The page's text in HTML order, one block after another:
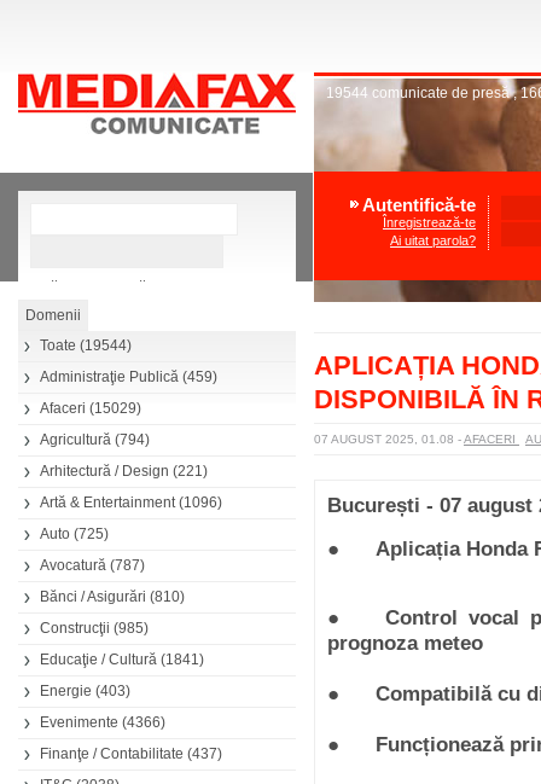
Căutare avansată
Toate (19544)
Administraţie Publică (459)
Afaceri (15029)
Agricultură (794)
Arhitectură / Design (221)
Artă & Entertainment(1096)
Auto (725)
Avocatură (787)
Bănci / Asigurări (810)
Construcţii (985)
Educaţie / Cultură (1841)
Energie (403)
Evenimente (4366)
Finanţe / Contabilitate (437)
19544 comunicate de presă,
Autentifică-te
Înregistrează-te
Ai uitat parola?
APLICAȚIA
DISPONIBILĂ ÎN
07 AUGUST 2025, 01.08 -AFACERI
București - 07 august
●
Aplicația Honda
●
Control vocal
prognoza meteo
● Compatibilă cu
● Funcționează